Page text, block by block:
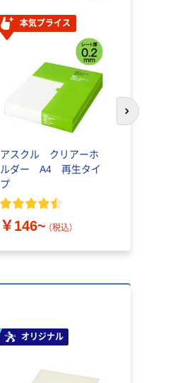
本気プライス
アスクル クリアーホ
ルダー A4 再生タイ
プ
￥146~ （税込）
次のスライド
オリジナル